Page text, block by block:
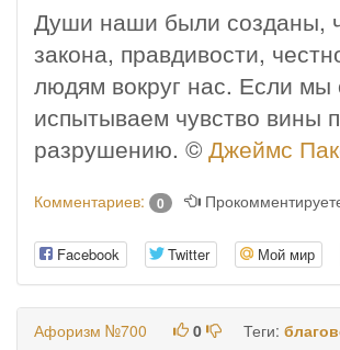
Души наши были созданы,
закона, правдивости,
людям вокруг нас. Если мы
испытываем чувство вины
разрушению. © Джеймс
Комментариев: 0
Facebook Twitter Мой мир
Афоризм №700 0 Теги: